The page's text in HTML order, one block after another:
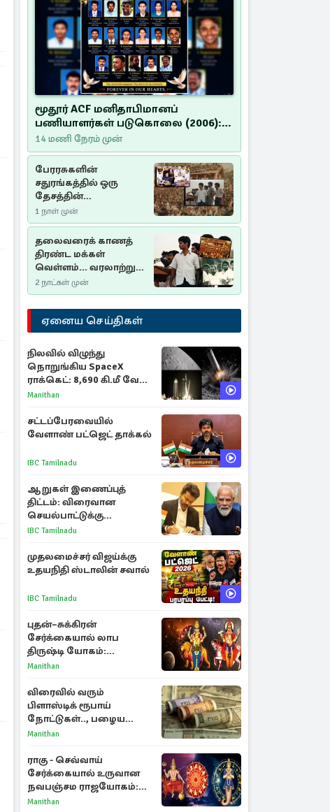
மூதூர் ACF மனிதாபிமானப்
பணியாளர்கள் படுகொலை (2006):
20 ஆண்டுகளாகியும் நீதி
மறுக்கப்பட்ட மனிதாபிமானப்
பேரவலம்
14 மணி நேரம் முன்
பேரரசுகளின்
சதுரங்கத்தில் ஒரு
தேசத்தின்
தீர்க்கதரிசனம் :
சுதுமலை பிரகடனம்
ஒரு வரலாற்றுப் பாடம்
1 நாள் முன்
தலைவரைக் காணத்
திரண்ட மக்கள்
வெள்ளம்... வரலாற்றுச்
சிறப்புமிக்க சுதுமலைப்
பிரகடனம்…
2 நாட்கள் முன்
ஏனைய செய்திகள்
நிலவில் விழுந்து
நொறுங்கிய SpaceX
ராக்கெட்: 8,690 கி.மீ வேக
மோதலால் உருவான புதிய
Manithan
சட்டப்பேரவையில்
வேளாண் பட்ஜெட் தாக்கல்
IBC Tamilnadu
ஆறுகள் இணைப்புத்
திட்டம்: விரைவான
செயல்பாட்டுக்கு
பிரதமருக்கு முதலமைச்சர்
IBC Tamilnadu
முதலமைச்சர் விஜய்க்கு
உதயநிதி ஸ்டாலின் சவால்
IBC Tamilnadu
புதன்–சுக்கிரன்
சேர்க்கையால் லாப
திருஷ்டி யோகம்:
அதிர்ஷ்டம் பெறும் டாப் 3
Manithan
விரைவில் வரும்
பிளாஸ்டிக் ரூபாய்
நோட்டுகள்.., பழைய
காகித நோட்டுகள்
Manithan
ராகு - செவ்வாய்
சேர்க்கையால் உருவான
நவபஞ்சம ராஜயோகம்:
அதிர்ஷ்டம் பெறும் 3
Manithan